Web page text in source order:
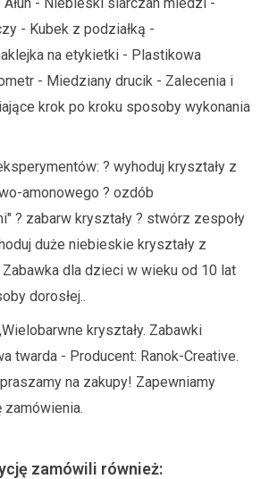
- Kubek z podziałką -
na etykietki - Plastikowa
- Miedziany drucik - Zalecenia i
krok po kroku sposoby wykonania
? wyhoduj kryształy z
amonowego ? ozdób
? zabarw kryształy ? stwórz zespoły
duże niebieskie kryształy z
dla dzieci w wieku od 10 lat
dorosłej..
kryształy. Zabawki
twarda - Producent: Ranok-Creative.
na zakupy! Zapewniamy
zamówili również: